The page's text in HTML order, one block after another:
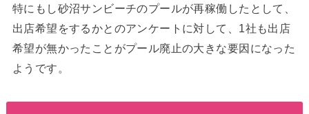
特にもし砂沼サンビーチのプールが再稼働したとして、
出店希望をするかとのアンケートに対して、1社も出店
希望が無かったことがプール廃止の大きな要因になった
ようです。